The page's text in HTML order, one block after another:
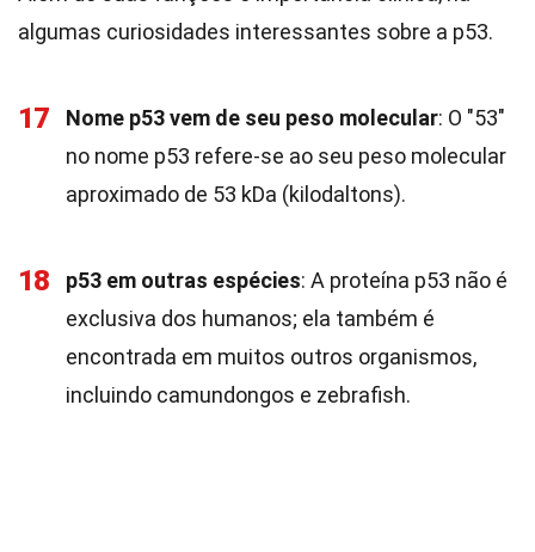
algumas curiosidades interessantes sobre a p53.
17 Nome p53 vem de seu peso molecular: O "53"
no nome p53 refere-se ao seu peso molecular
aproximado de 53 kDa (kilodaltons).
18 p53 em outras espécies: A proteína p53 não é
exclusiva dos humanos; ela também é
encontrada em muitos outros organismos,
incluindo camundongos e zebrafish.